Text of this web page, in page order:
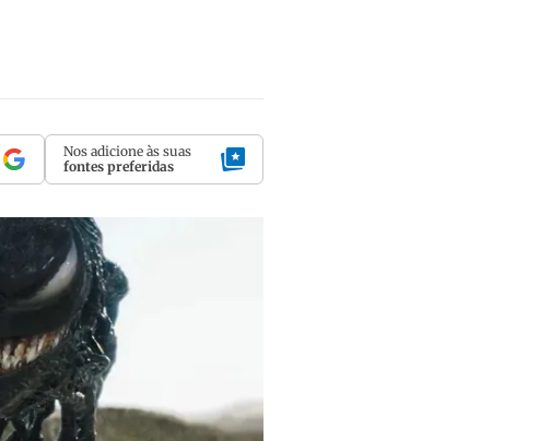
Nos adicione às suas
fontes preferidas